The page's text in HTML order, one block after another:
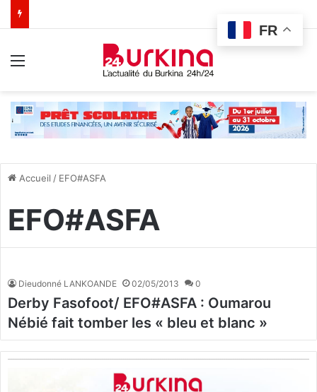
Accueil / EFO#ASFA
EFO#ASFA
Dieudonné LANKOANDE 02/05/2013 0
Derby Fasofoot/ EFO#ASFA : Oumarou
Nébié fait tomber les « bleu et blanc »
FR